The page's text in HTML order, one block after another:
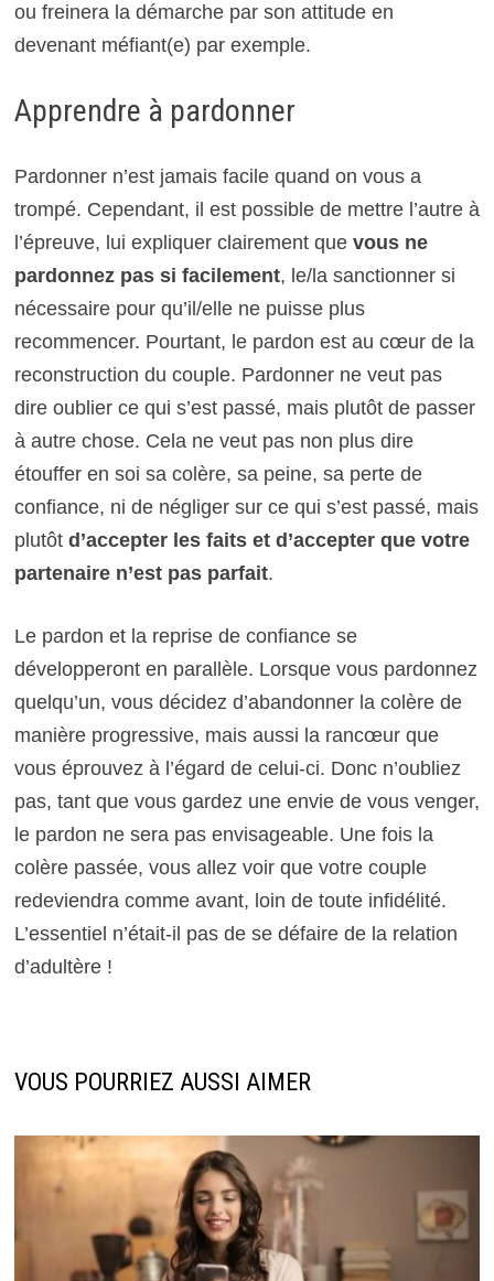
ou freinera la démarche par son attitude en
devenant méfiant(e) par exemple.
Apprendre à pardonner
Pardonner n’est jamais facile quand on vous a
trompé. Cependant, il est possible de mettre l’autre à
l’épreuve, lui expliquer clairement que vous ne
pardonnez pas si facilement, le/la sanctionner si
nécessaire pour qu’il/elle ne puisse plus
recommencer. Pourtant, le pardon est au cœur de la
reconstruction du couple. Pardonner ne veut pas
dire oublier ce qui s’est passé, mais plutôt de passer
à autre chose. Cela ne veut pas non plus dire
étouffer en soi sa colère, sa peine, sa perte de
confiance, ni de négliger sur ce qui s’est passé, mais
plutôt d’accepter les faits et d’accepter que votre
partenaire n’est pas parfait.
Le pardon et la reprise de confiance se
développeront en parallèle. Lorsque vous pardonnez
quelqu’un, vous décidez d’abandonner la colère de
manière progressive, mais aussi la rancœur que
vous éprouvez à l’égard de celui-ci. Donc n’oubliez
pas, tant que vous gardez une envie de vous venger,
le pardon ne sera pas envisageable. Une fois la
colère passée, vous allez voir que votre couple
redeviendra comme avant, loin de toute infidélité.
L’essentiel n’était-il pas de se défaire de la relation
d’adultère !
VOUS POURRIEZ AUSSI AIMER